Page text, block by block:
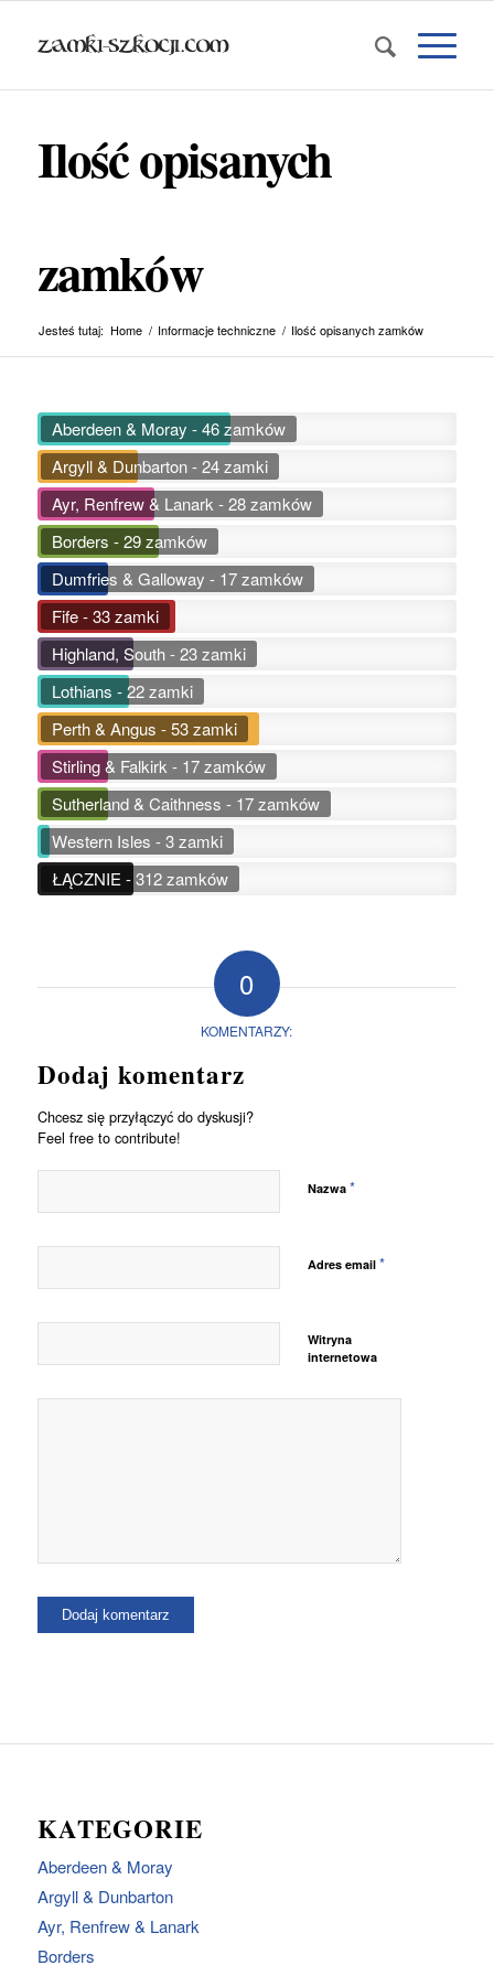
Ilość opisanych
zamków
Jesteś tutaj: Home / Informacje techniczne / Ilość opisanych zamków
Aberdeen & Moray - 46 zamków
Argyll & Dunbarton - 24 zamki
Ayr, Renfrew & Lanark - 28 zamków
Borders - 29 zamków
Dumfries & Galloway - 17 zamków
Fife - 33 zamki
Highland, South - 23 zamki
Lothians - 22 zamki
Perth & Angus - 53 zamki
Stirling & Falkirk - 17 zamków
Sutherland & Caithness - 17 zamków
Western Isles - 3 zamki
ŁĄCZNIE - 312 zamków
0
KOMENTARZY:
Dodaj komentarz
Chcesz się przyłączyć do dyskusji?
Feel free to contribute!
Nazwa *
Adres email *
Witryna
internetowa
KATEGORIE
Aberdeen & Moray
Argyll & Dunbarton
Ayr, Renfrew & Lanark
Borders